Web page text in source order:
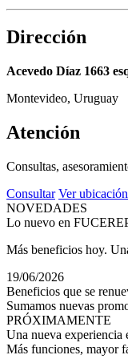
Dirección
Acevedo Díaz 1663
Montevideo, Uruguay
Atención
Consultas,
Consultar Ver ubicación
NOVEDADES
Lo nuevo en
Más beneficios hoy.
19/06/2026
Beneficios que se
Sumamos nuevas
PRÓXIMAMENTE
Una nueva experiencia
Más funciones, mayor